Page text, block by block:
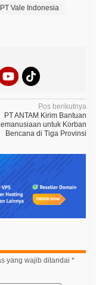
PT Vale Indonesia
Pos berikutnya
PT ANTAM Kirim Bantuan
untuk Korban
Bencana di Tiga Provinsi
yang wajib ditandai *